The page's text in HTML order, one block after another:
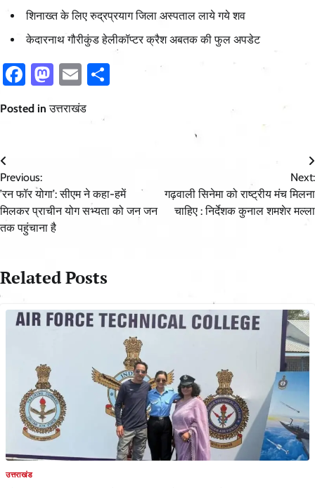
शिनाख्त के लिए रुद्रप्रयाग जिला अस्पताल लाये गये शव
केदारनाथ गौरीकुंड हेलीकॉप्टर क्रैश अबतक की फुल अपडेट
Facebook
Mastodon
EmailShare
Posted inउत्तराखंड
Post
navigation
Previous:
’रन फॉर योगा’: सीएम ने कहा-हमें
मिलकर प्राचीन योग सभ्यता को जन जन
तक पहुंचाना है
Next:
गढ़वाली सिनेमा को राष्ट्रीय मंच मिलना
चाहिए : निर्देशक कुनाल शमशेर मल्ला
Related Posts
उत्तराखंड